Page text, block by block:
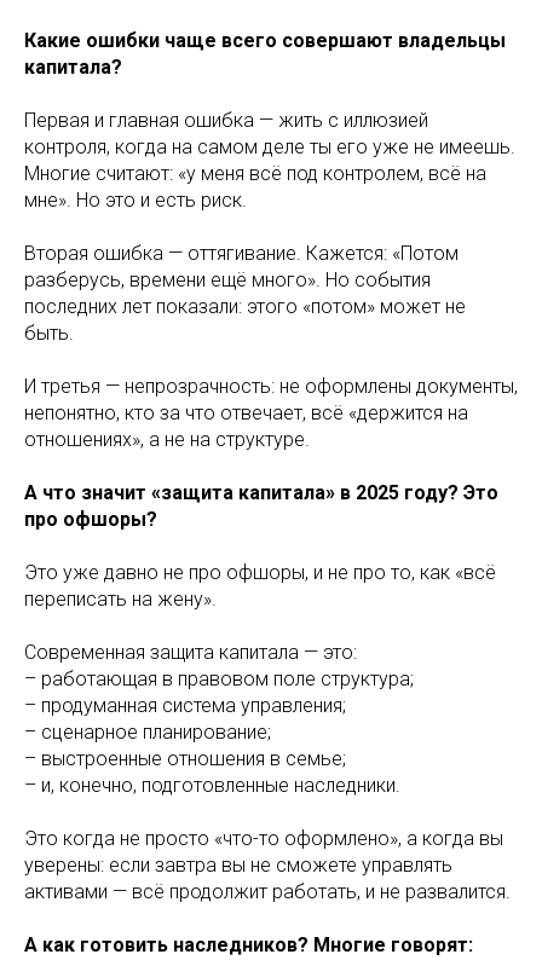
Какие ошибки чаще всего совершают владельцы
капитала?
Первая и главная ошибка — жить с иллюзией
контроля, когда на самом деле ты его уже не имеешь.
Многие считают: «у меня всё под контролем, всё на
мне». Но это и есть риск.
Вторая ошибка — оттягивание. Кажется: «Потом
разберусь, времени ещё много». Но события
последних лет показали: этого «потом» может не
быть.
И третья — непрозрачность: не оформлены документы,
непонятно, кто за что отвечает, всё «держится на
отношениях», а не на структуре.
А что значит «защита капитала» в 2025 году? Это
про офшоры?
Это уже давно не про офшоры, и не про то, как «всё
переписать на жену».
Современная защита капитала — это:
– работающая в правовом поле структура;
– продуманная система управления;
– сценарное планирование;
– выстроенные отношения в семье;
– и, конечно, подготовленные наследники.
Это когда не просто «что-то оформлено», а когда вы
уверены: если завтра вы не сможете управлять
активами — всё продолжит работать, и не развалится.
А как готовить наследников? Многие говорят: